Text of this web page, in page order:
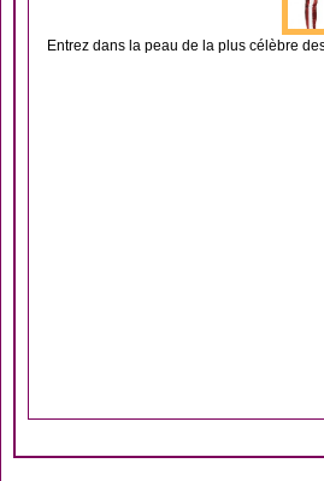
Entrez dans la peau de la plus célèbre